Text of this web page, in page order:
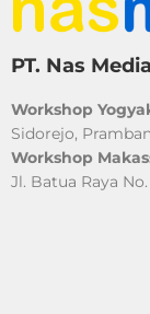
PT. Nas
Workshop
Sidorejo,
Workshop
Jl. Batua Raya